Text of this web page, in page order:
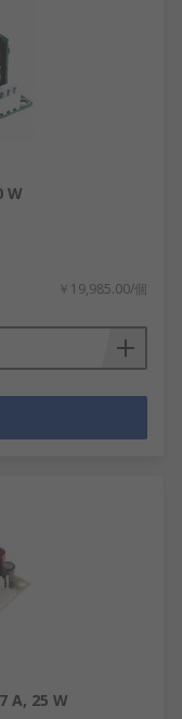
W
￥19,985.00/個
A, 25 W